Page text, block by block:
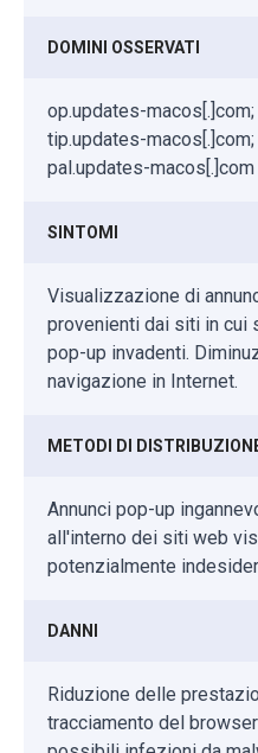
DOMINI OSSERVATI
op.updates-
tip.updates-
pal.updates-macos[.]com
SINTOMI
Visualizzazione di
provenienti dai siti in cui
pop-up invadenti.
navigazione in Internet.
METODI DI
Annunci pop-up
all'interno dei siti web
potenzialmente
DANNI
Riduzione delle
tracciamento del